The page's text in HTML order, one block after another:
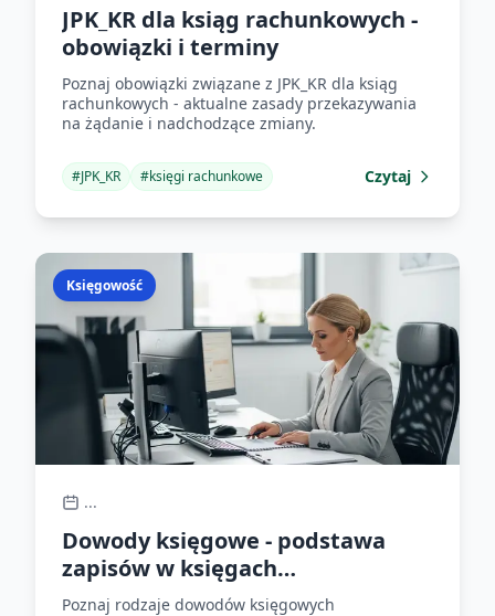
JPK_KR dla ksiąg rachunkowych -
obowiązki i terminy
Poznaj obowiązki związane z JPK_KR dla ksiąg
rachunkowych - aktualne zasady przekazywania
na żądanie i nadchodzące zmiany.
#JPK_KR #księgi rachunkowe Czytaj
Księgowość
...
Dowody księgowe - podstawa
zapisów w księgach
rachunkowych
Poznaj rodzaje dowodów księgowych